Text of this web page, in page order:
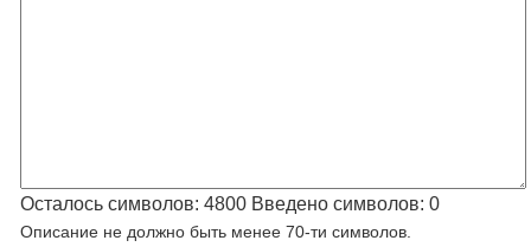
Осталось символов: 4800 Введено символов: 0
Описание не должно быть менее 70-ти символов.